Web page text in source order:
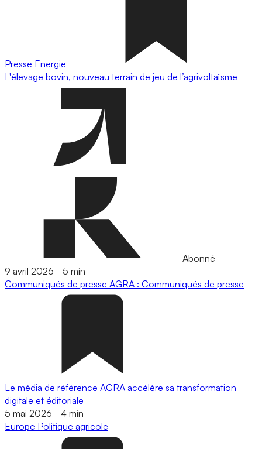
Presse Energie
L'élevage bovin, nouveau terrain de jeu de l’agrivoltaïsme
Abonné
9 avril 2026 - 5 min
Communiqués de presse AGRA : Communiqués de presse
Le média de référence AGRA accélère sa transformation
digitale et éditoriale
5 mai 2026 - 4 min
Europe Politique agricole